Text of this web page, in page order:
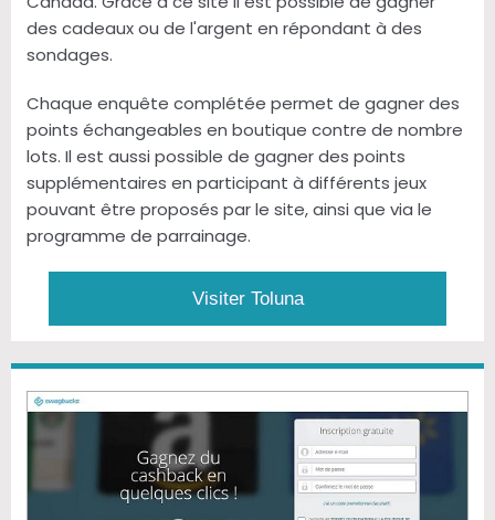
des cadeaux ou de l'argent en répondant à des
sondages.
Chaque enquête complétée permet de gagner des
points échangeables en boutique contre de nombre
lots. Il est aussi possible de gagner des points
supplémentaires en participant à différents jeux
pouvant être proposés par le site, ainsi que via le
programme de parrainage.
Visiter Toluna